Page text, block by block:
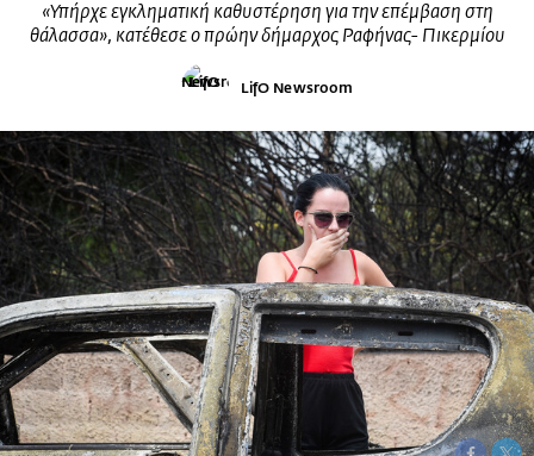
«Υπήρχε εγκληματική καθυστέρηση για την επέμβαση στη
θάλασσα», κατέθεσε ο πρώην δήμαρχος Ραφήνας- Πικερμίου
LifO Newsroom